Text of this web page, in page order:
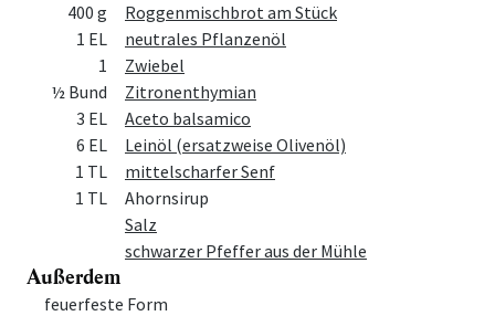
400 g
Roggenmischbrot am Stück
1 EL
neutrales Pflanzenöl
1
Zwiebel
½ Bund
Zitronenthymian
3 EL
Aceto balsamico
6 EL
Leinöl (ersatzweise Olivenöl)
1 TL
mittelscharfer Senf
1 TL
Ahornsirup
Salz
schwarzer Pfeffer aus der Mühle
Außerdem
MengeZutat
feuerfeste Form